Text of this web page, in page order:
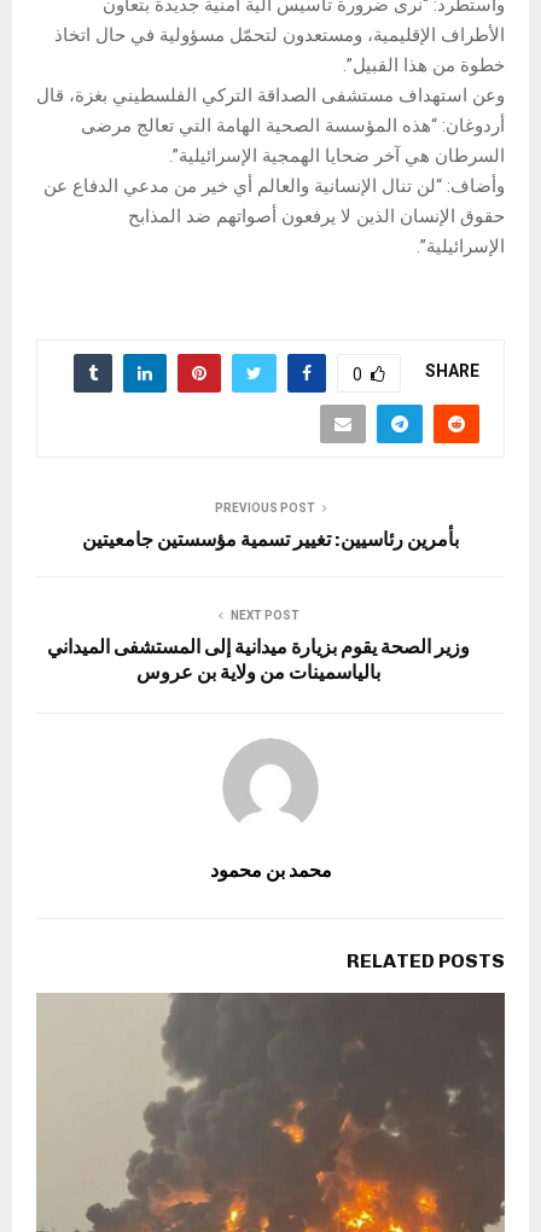
واستطرد: “نرى ضرورة تأسيس آلية أمنية جديدة بتعاون
الأطراف الإقليمية، ومستعدون لتحمّل مسؤولية في حال اتخاذ
خطوة من هذا القبيل”.
وعن استهداف مستشفى الصداقة التركي الفلسطيني بغزة، قال
أردوغان: “هذه المؤسسة الصحية الهامة التي تعالج مرضى
السرطان هي آخر ضحايا الهمجية الإسرائيلية”.
وأضاف: “لن تنال الإنسانية والعالم أي خير من مدعي الدفاع عن
حقوق الإنسان الذين لا يرفعون أصواتهم ضد المذابح
الإسرائيلية”.
SHARE
0
PREVIOUS POST
بأمرين رئاسيين: تغيير تسمية مؤسستين جامعيتين
NEXT POST
وزير الصحة يقوم بزيارة ميدانية إلى المستشفى الميداني
بالياسمينات من ولاية بن عروس
محمد بن محمود
RELATED POSTS